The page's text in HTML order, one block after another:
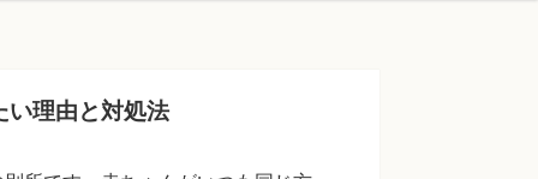
理由と対処法